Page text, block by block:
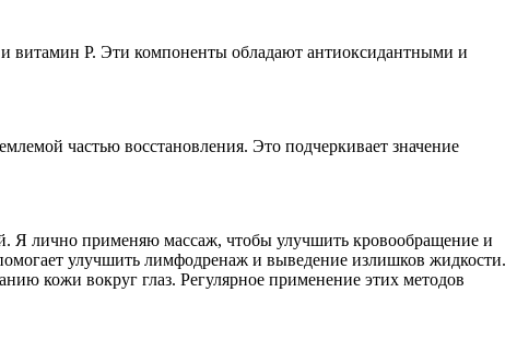
витамин Р. Эти компоненты обладают антиоксидантными и
частью восстановления. Это подчеркивает значение
Я лично применяю массаж, чтобы улучшить кровообращение и
улучшить лимфодренаж и выведение излишков жидкости.
кожи вокруг глаз. Регулярное применение этих методов